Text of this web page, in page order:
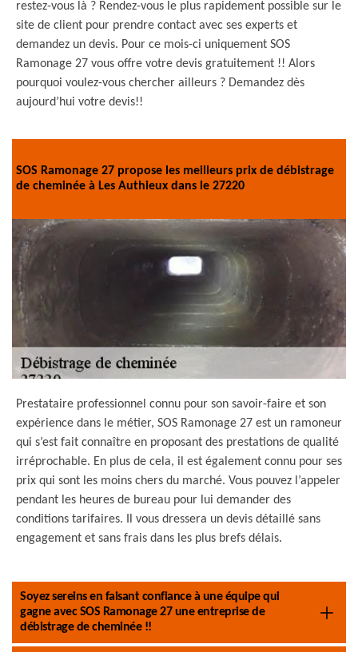
restez-vous là ? Rendez-vous le plus rapidement possible sur le
site de client pour prendre contact avec ses experts et
demandez un devis. Pour ce mois-ci uniquement SOS
Ramonage 27 vous offre votre devis gratuitement !! Alors
pourquoi voulez-vous chercher ailleurs ? Demandez dès
aujourd’hui votre devis!!
SOS Ramonage 27 propose les meilleurs prix de débistrage
de cheminée à Les Authieux dans le 27220
Prestataire professionnel connu pour son savoir-faire et son
expérience dans le métier, SOS Ramonage 27 est un ramoneur
qui s’est fait connaître en proposant des prestations de qualité
irréprochable. En plus de cela, il est également connu pour ses
prix qui sont les moins chers du marché. Vous pouvez l’appeler
pendant les heures de bureau pour lui demander des
conditions tarifaires. Il vous dressera un devis détaillé sans
engagement et sans frais dans les plus brefs délais.
Soyez sereins en faisant confiance à une équipe qui
gagne avec SOS Ramonage 27 une entreprise de
débistrage de cheminée !!